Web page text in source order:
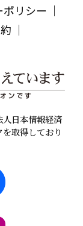
リシー
日本情報経済
取得しており